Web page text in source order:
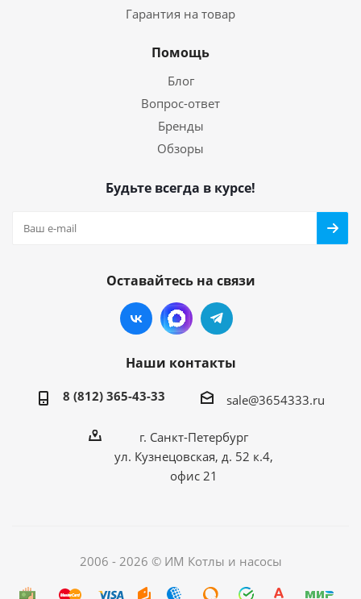
Гарантия на товар
Помощь
Блог
Вопрос-ответ
Бренды
Обзоры
Будьте всегда в курсе!
Оставайтесь на связи
Наши контакты
8 (812) 365-43-33 sale@3654333.ru
г. Санкт-Петербург
ул. Кузнецовская, д. 52 к.4,
офис 21
2006 - 2026 © ИМ Котлы и насосы